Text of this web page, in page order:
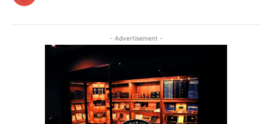
- Advertisement -